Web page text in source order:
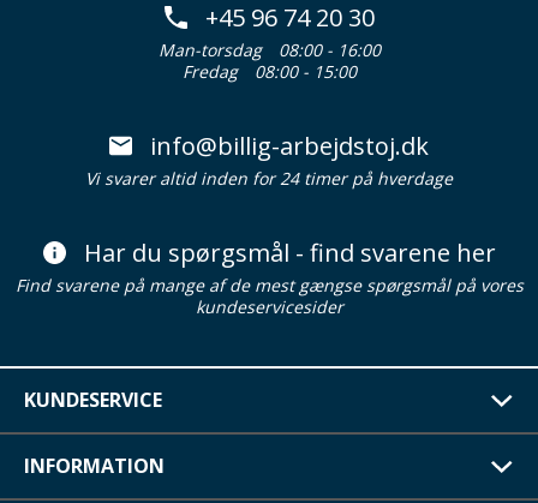
+45 96 74 20 30
Man-torsdag
08:00 - 16:00
Fredag
08:00 - 15:00
info@billig-arbejdstoj.dk
Vi svarer altid inden for 24 timer på hverdage
Har du spørgsmål - find svarene her
Find svarene på mange af de mest gængse spørgsmål på vores
kundeservicesider
KUNDESERVICE
INFORMATION